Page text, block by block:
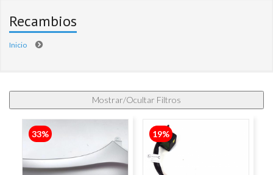
Recambios
Inicio
33% 19%
Páginas